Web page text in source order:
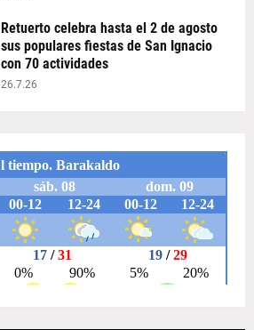
Retuerto celebra hasta el 2 de agosto
sus populares fiestas de San Ignacio
con 70 actividades
26.7.26